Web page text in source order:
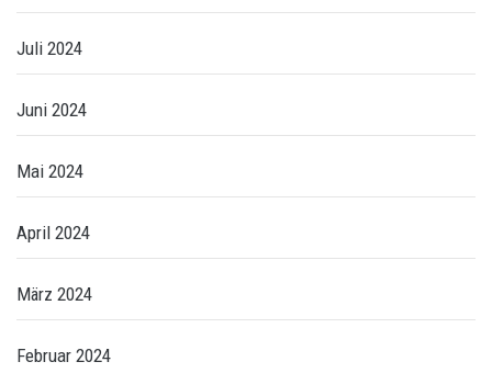
Juli 2024
Juni 2024
Mai 2024
April 2024
März 2024
Februar 2024